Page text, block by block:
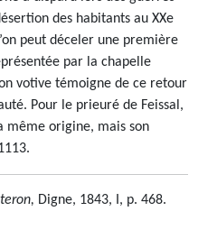
des habitants au XXe
peut déceler une première
par la chapelle
votive témoigne de ce retour
Pour le prieuré de Feissal,
même origine, mais son
Digne, 1843, I, p. 468.